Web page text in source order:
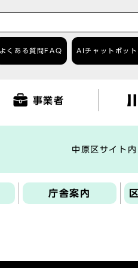
よくある質問 FAQ AIチャットボット
事業者
中原区サイト内
庁舎案内